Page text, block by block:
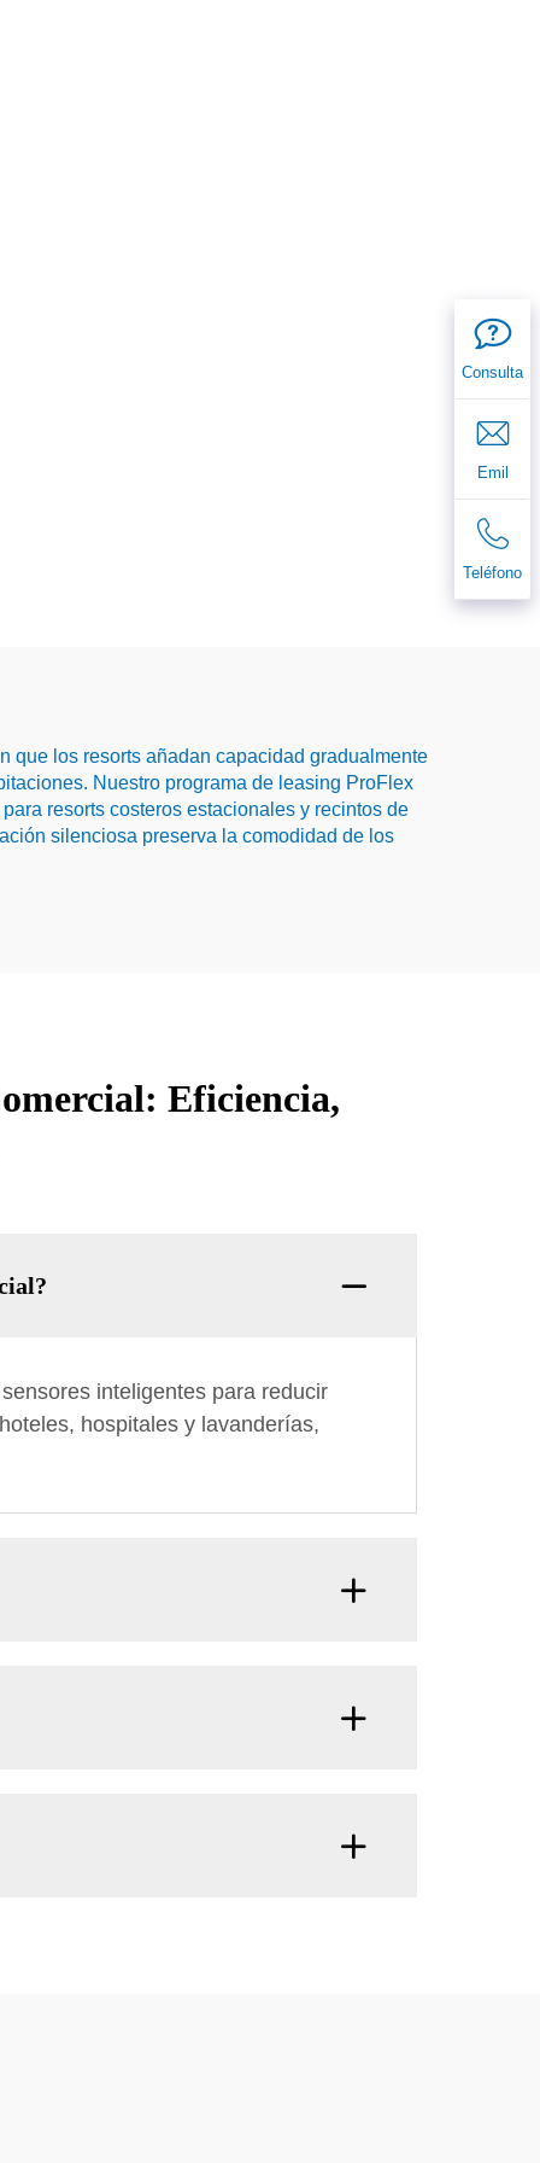
que los resorts añadan capacidad gradualmente
Nuestro programa de leasing ProFlex
resorts costeros estacionales y recintos de
silenciosa preserva la comodidad de los
Eficiencia,
inteligentes para reducir
hospitales y lavanderías,
Consulta
Emil
Teléfono